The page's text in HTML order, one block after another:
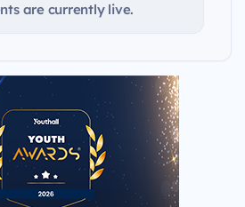
are currently live.